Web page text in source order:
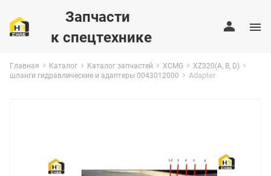
Запчасти
к спецтехнике
Главная Каталог Каталог запчастей XCMG
XZ320(A, B, D)
шланги гидравлические и адаптеры 0043012000
Adapter